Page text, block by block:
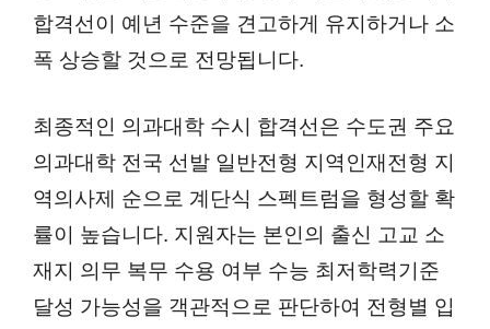
합격선이 예년 수준을 견고하게 유지하거나 소
폭 상승할 것으로 전망됩니다.
최종적인 의과대학 수시 합격선은 수도권 주요
의과대학 전국 선발 일반전형 지역인재전형 지
역의사제 순으로 계단식 스펙트럼을 형성할 확
률이 높습니다. 지원자는 본인의 출신 고교 소
재지 의무 복무 수용 여부 수능 최저학력기준
달성 가능성을 객관적으로 판단하여 전형별 입